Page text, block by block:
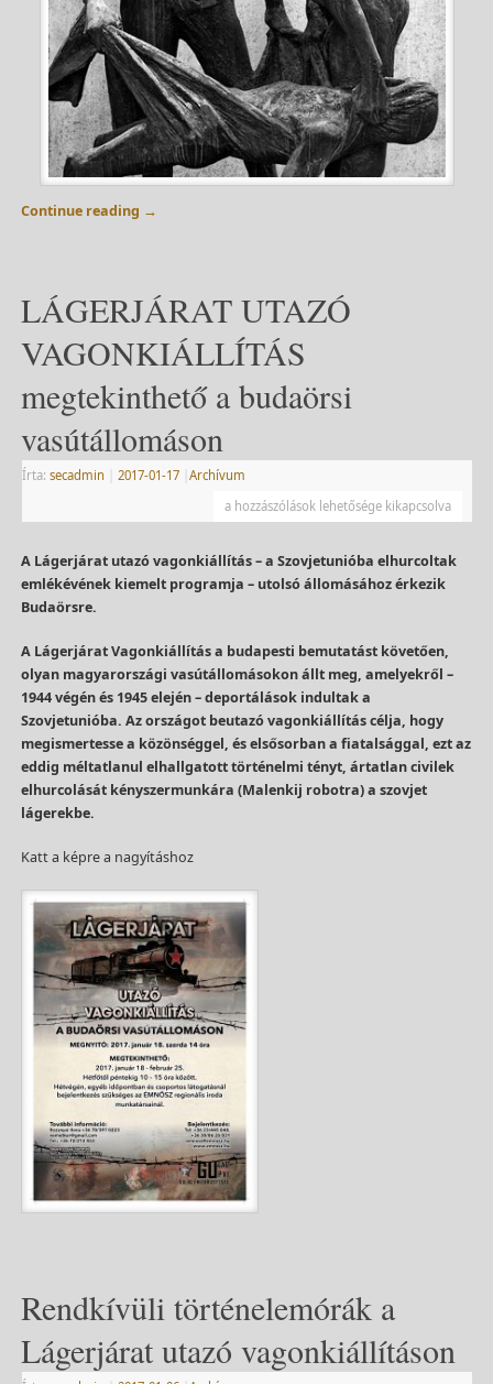
Continue reading →
LÁGERJÁRAT UTAZÓ
VAGONKIÁLLÍTÁS
megtekinthető a budaörsi
vasútállomáson
Írta: secadmin 2017-01-17
Archívum
a hozzászólások lehetősége kikapcsolva
A Lágerjárat utazó vagonkiállítás – a Szovjetunióba elhurcoltak
emlékévének kiemelt programja – utolsó állomásához érkezik
Budaörsre.
A Lágerjárat Vagonkiállítás a budapesti bemutatást követően,
olyan magyarországi vasútállomásokon állt meg, amelyekről –
1944 végén és 1945 elején – deportálások indultak a
Szovjetunióba. Az országot beutazó vagonkiállítás célja, hogy
megismertesse a közönséggel, és elsősorban a fiatalsággal, ezt az
eddig méltatlanul elhallgatott történelmi tényt, ártatlan civilek
elhurcolását kényszermunkára (Malenkij robotra) a szovjet
lágerekbe.
Katt a képre a nagyításhoz
Rendkívüli történelemórák a
Lágerjárat utazó vagonkiállításon